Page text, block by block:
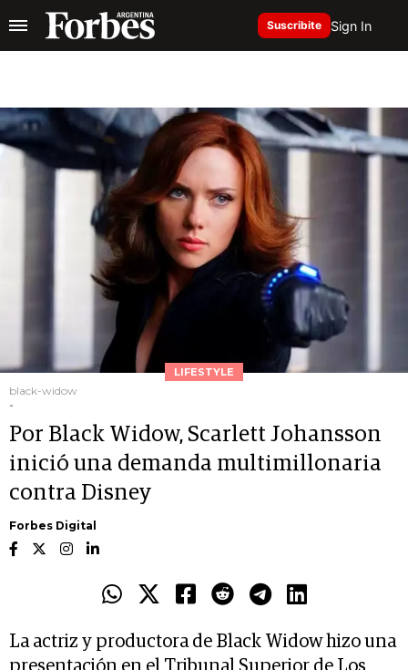
Suscribite Sign In
LIFESTYLE
black-widow
-
Por Black Widow, Scarlett Johansson
inició una demanda multimillonaria
contra Disney
Forbes Digital
La actriz y productora de Black Widow hizo una